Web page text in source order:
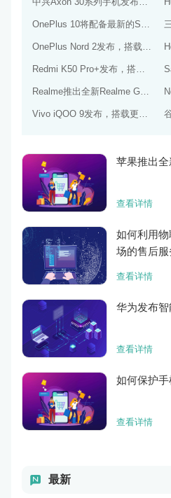
荣耀发布荣耀60系列手机，
Lenovo Legion Phone 3上市，搭
Realme X9传闻曝光，或将配备
OnePlus 10将配备最新的Snapdragon 898处理器
OnePlus Nord 2发布，搭载高效的Dimensity 1200-AI处理器和高品质的摄像头
Redmi K50 Pro+发布，搭载天玑9000处理器、一亿像素主摄像头和120W快充技术
Realme推出全新Realme GT Neo 2，搭载高速芯片和超大内存
Vivo iQOO 9发布，搭载更为强劲的处理器和游戏体验
苹果推出
查看详情
如何利用
场的售后服
查看详情
华为发布
查看详情
如何保护手
查看详情
最新